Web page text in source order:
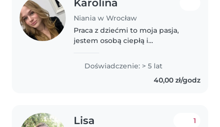
Karolina
Niania w Wrocław
Praca z dziećmi to moja pasja,
jestem osobą ciepłą i
dziecięca. Mam ukończony kurs
pierwszej pomocy oraz szkolenie
Doświadczenie: > 5 lat
40,00 zł/godz
Lisa 1